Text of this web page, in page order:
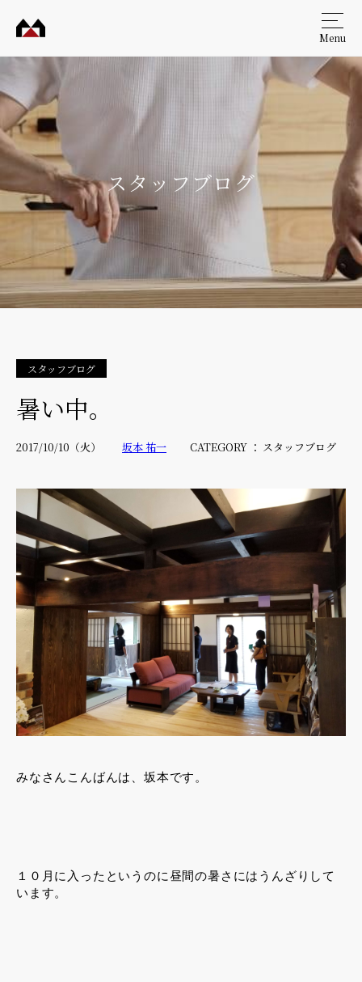
工務
Menu
スタッフブログ
スタッフブログ
暑い中。
2017/10/10（火） 坂本 祐一 CATEGORY ： スタッフブログ
みなさんこんばんは、坂本です。
１０月に入ったというのに昼間の暑さにはうんざりして
います。